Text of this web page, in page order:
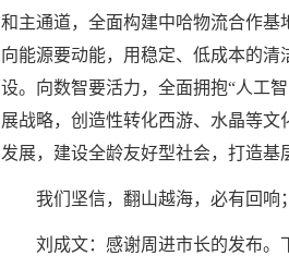
和主通道，全面构建中哈物流合作基
向能源要动能，用稳定、低成本的
设。向数智要活力，全面拥抱“人工
展战略，创造性转化西游、水晶等文
发展，建设全龄友好型社会，打造基
我们坚信，翻山越海，必有回响
刘成文：感谢周进市长的发布。